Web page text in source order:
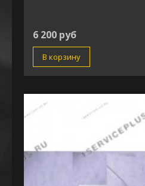
6 200 руб
В корзину